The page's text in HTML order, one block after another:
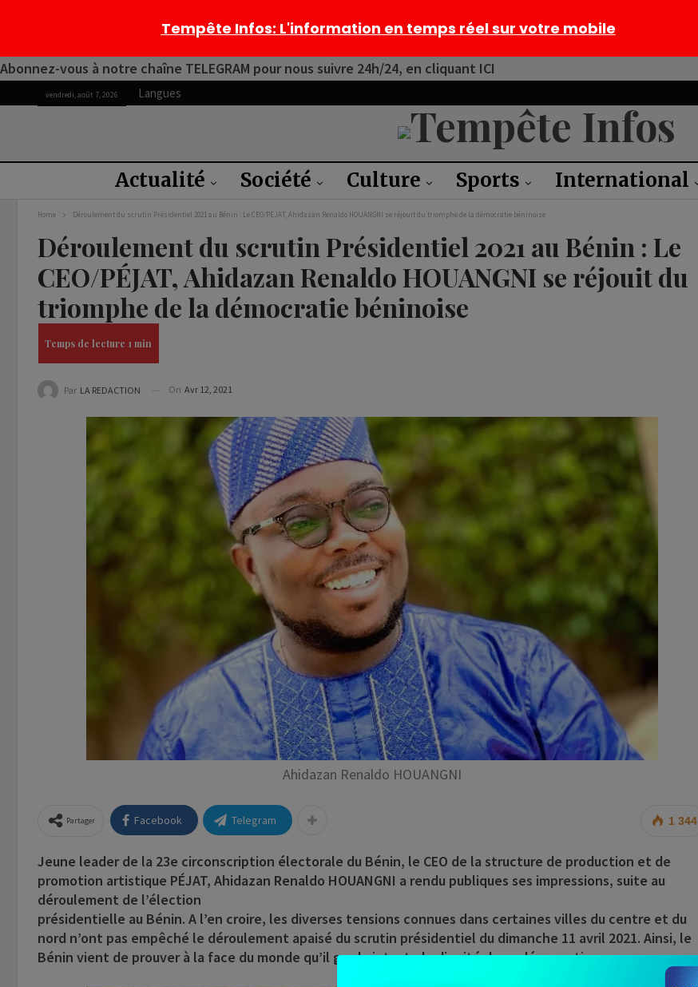
Abonnez-vous à notre chaîne TELEGRAM pour nous suivre 24h/24, en cliquant ICI
vendredi, août 7, 2026 Langues
Actualité Société Culture Sports International
Home Déroulement du scrutin Présidentiel 2021 au Bénin : Le CEO/PÉJAT, Ahidazan Renaldo HOUANGNI se réjouit du triomphe de la démocratie béninoise
Déroulement du scrutin Présidentiel 2021 au Bénin : Le
CEO/PÉJAT, Ahidazan Renaldo HOUANGNI se réjouit du
triomphe de la démocratie béninoise
Par LA REDACTION On Avr 12, 2021
Ahidazan Renaldo HOUANGNI
1 344
Partager Facebook Telegram
Jeune leader de la 23e circonscription électorale du Bénin, le CEO de la structure de production et de
promotion artistique PÉJAT, Ahidazan Renaldo HOUANGNI a rendu publiques ses impressions, suite au
déroulement de l’élection
présidentielle au Bénin. A l’en croire, les diverses tensions connues dans certaines villes du centre et du
nord n’ont pas empêché le déroulement apaisé du scrutin présidentiel du dimanche 11 avril 2021. Ainsi, le
Bénin vient de prouver à la face du monde qu’il garde intacte la dignité de sa démocratie.
Tempête Infos: L'information en temps réel sur votre mobile